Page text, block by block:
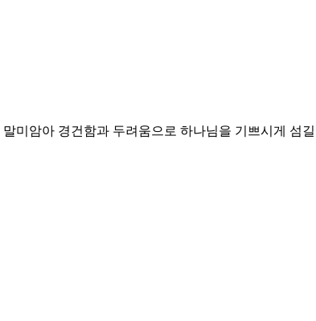
미암아 경건함과 두려움으로 하나님을 기쁘시게 섬길